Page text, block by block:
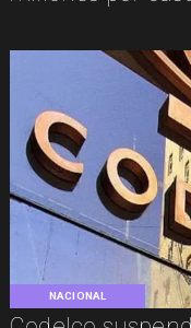
NACIONAL